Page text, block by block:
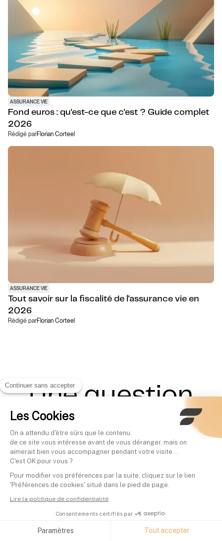
Continuer sans accepter
Les Cookies
On a attendu d'être sûrs que le contenu
de ce site vous intéresse avant de vous déranger, mais on
aimerait bien vous accompagner pendant votre visite...
C'est OK pour vous ?
Pour modifier vos préférences par la suite, cliquez sur le lien
'Préférences de cookies' situé dans le pied de page.
Lire la politique de confidentialité
Consentements certifiés par
Paramètres Tout accepter
ASSURANCE VIE
Fond euros : qu'est-ce que c'est ? Guide complet
2026
Rédigé parFlorian Corteel
ASSURANCE VIE
Tout savoir sur la fiscalité de l'assurance vie en
2026
Rédigé parFlorian Corteel
Une question
sur Finary Life ?
UNE QUESTION SANS RÉPONSE ?
Qu'est-ce que Finary Life ?
Finary Life est le nom commercial sous lequel
Finary distribue le contrat d'assurance viee-vie
assuré parGenerali Vie
. Le contrat est disponible